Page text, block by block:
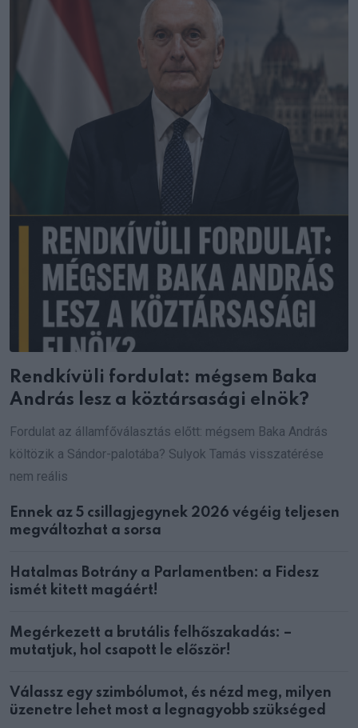
Rendkívüli fordulat: mégsem Baka
András lesz a köztársasági elnök?
Fordulat az államfőválasztás előtt: mégsem Baka András
költözik a Sándor-palotába? Sulyok Tamás visszatérése
nem reális
Ennek az 5 csillagjegynek 2026 végéig teljesen
megváltozhat a sorsa
Hatalmas Botrány a Parlamentben: a Fidesz
ismét kitett magáért!
Megérkezett a brutális felhőszakadás: –
mutatjuk, hol csapott le először!
Válassz egy szimbólumot, és nézd meg, milyen
üzenetre lehet most a legnagyobb szükséged